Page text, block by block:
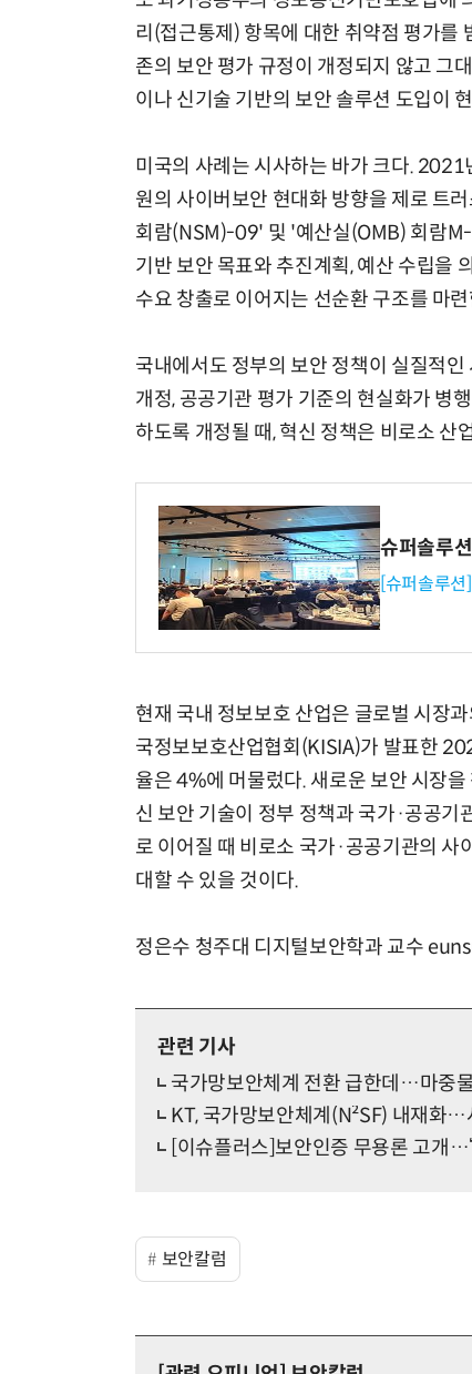
리(접근통제) 항목에 대한 취약점 평가를
존의 보안 평가 규정이 개정되지 않고 그
이나 신기술 기반의 보안 솔루션 도입이
미국의 사례는 시사하는 바가 크다.
원의 사이버보안 현대화 방향을 제로 트
회람(NSM)-09' 및 '예산실(OMB) 회람
기반 보안 목표와 추진계획, 예산 수립을
수요 창출로 이어지는 선순환 구조를 마
국내에서도 정부의 보안 정책이 실질적
개정, 공공기관 평가 기준의 현실화가 병
하도록 개정될 때, 혁신 정책은 비로소 산
슈퍼솔루
[슈퍼솔루
현재 국내 정보보호 산업은 글로벌 시장
국정보보호산업협회(KISIA)가 발표한
율은 4%에 머물렀다. 새로운 보안 시장
신 보안 기술이 정부 정책과 국가·공공기
로 이어질 때 비로소 국가·공공기관의 사
대할 수 있을 것이다.
정은수 청주대 디지털보안학과 교수
관련 기사
국가망보안체계 전환 급한데…마중
KT, 국가망보안체계(N²SF) 내재화
[이슈플러스]보안인증 무용론 고개
보안칼럼